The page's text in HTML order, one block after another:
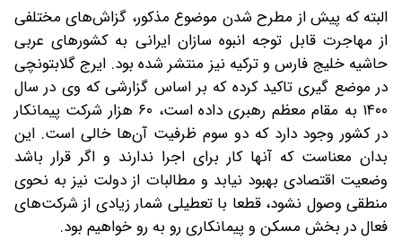
البته که پیش از مطرح شدن موضوع مذکور، گزاش‌های مختلفی
از مهاجرت قابل توجه انبوه سازان ایرانی به کشور‌های عربی
حاشیه خلیج فارس و ترکیه نیز منتشر شده بود. ایرج گلابتونچی
در موضع گیری تاکید کرده که بر اساس گزارشی که وی در سال
۱۴۰۰ به مقام معظم رهبری داده است، ۶۰ هزار شرکت پیمانکار
در کشور وجود دارد که دو سوم ظرفیت آن‌ها خالی است. این
بدان معناست که آنها کار برای اجرا ندارند و اگر قرار باشد
وضعیت اقتصادی بهبود نیابد و مطالبات از دولت نیز به نحوی
منطقی وصول نشود، قطعا با تعطیلی شمار زیادی از شرکت‌های
فعال در بخش مسکن و پیمانکاری رو به رو خواهیم بود.